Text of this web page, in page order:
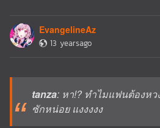
EvangelineAz
13 yearsago
tanza: หา!? ทำไมแฟนต้องห
ซักหน่อย แงงงงง